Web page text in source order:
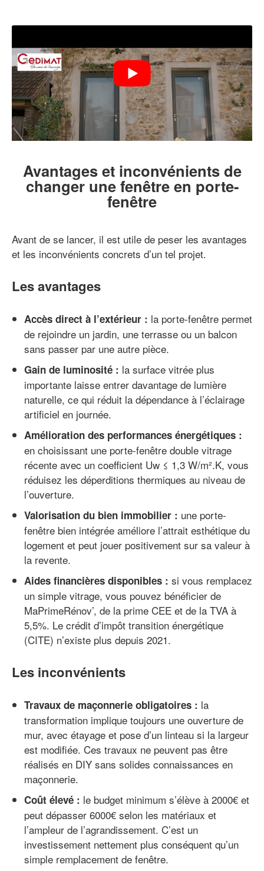
Avantages et inconvénients de
changer une fenêtre en porte-
fenêtre
Avant de se lancer, il est utile de peser les avantages
et les inconvénients concrets d’un tel projet.
Les avantages
Accès direct à l’extérieur : la porte-fenêtre permet
de rejoindre un jardin, une terrasse ou un balcon
sans passer par une autre pièce.
Gain de luminosité : la surface vitrée plus
importante laisse entrer davantage de lumière
naturelle, ce qui réduit la dépendance à l’éclairage
artificiel en journée.
Amélioration des performances énergétiques :
en choisissant une porte-fenêtre double vitrage
récente avec un coefficient Uw ≤ 1,3 W/m².K, vous
réduisez les déperditions thermiques au niveau de
l’ouverture.
Valorisation du bien immobilier : une porte-
fenêtre bien intégrée améliore l’attrait esthétique du
logement et peut jouer positivement sur sa valeur à
la revente.
Aides financières disponibles : si vous remplacez
un simple vitrage, vous pouvez bénéficier de
MaPrimeRénov’, de la prime CEE et de la TVA à
5,5%. Le crédit d’impôt transition énergétique
(CITE) n’existe plus depuis 2021.
Les inconvénients
Travaux de maçonnerie obligatoires : la
transformation implique toujours une ouverture de
mur, avec étayage et pose d’un linteau si la largeur
est modifiée. Ces travaux ne peuvent pas être
réalisés en DIY sans solides connaissances en
maçonnerie.
Coût élevé : le budget minimum s’élève à 2000€ et
peut dépasser 6000€ selon les matériaux et
l’ampleur de l’agrandissement. C’est un
investissement nettement plus conséquent qu’un
simple remplacement de fenêtre.